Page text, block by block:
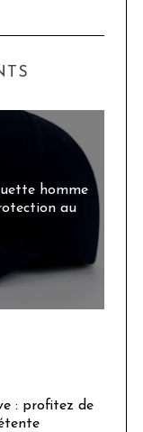
homme
au
: profitez de